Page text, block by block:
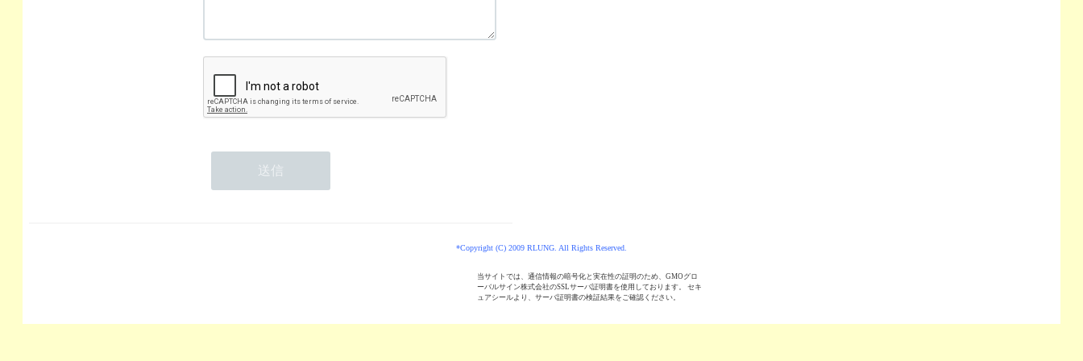
*Copyright (C) 2009 RLUNG. All Rights Reserved.
当サイトでは、通信情報の暗号化と実在性の証明のため、GMOグロ
ーバルサイン株式会社のSSLサーバ証明書を使用しております。 セキ
ュアシールより、サーバ証明書の検証結果をご確認ください。